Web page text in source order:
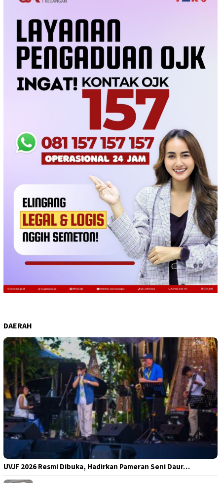
DAERAH
UVJF 2026 Resmi Dibuka, Hadirkan Pameran Seni Daur…